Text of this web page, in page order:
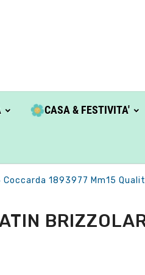
CASA & FESTIVITA'
1893977 Mm15